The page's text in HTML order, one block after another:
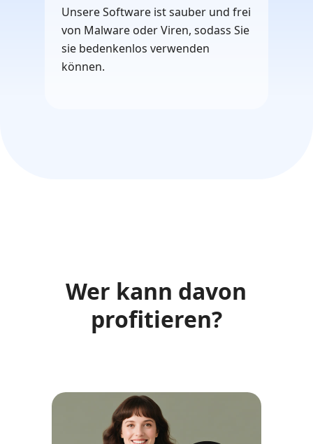
Unsere Software ist sauber und frei
von Malware oder Viren, sodass Sie
sie bedenkenlos verwenden
können.
Wer kann davon
profitieren?